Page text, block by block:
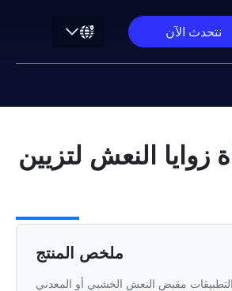
نتحدث الآن
زوايا النعش لتزيين
ملخص المنتج
التطبيقات مقبض النعش الخشبي أو المعدني